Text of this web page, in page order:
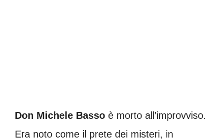
Don Michele Basso è morto all’improvviso.
Era noto come il prete dei misteri, in